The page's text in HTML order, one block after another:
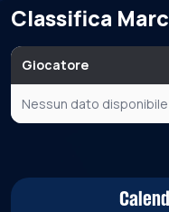
Classifica
Giocatore
Nessun dato